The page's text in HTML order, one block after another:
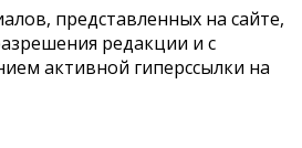
представленных на сайте,
редакции и с
активной гиперссылки на